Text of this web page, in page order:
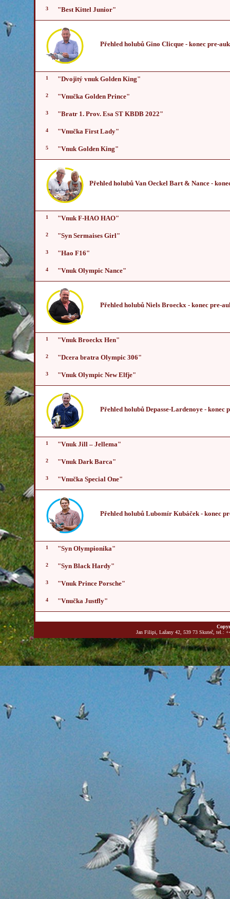
3 "Best Kittel Junior"
Přehled holubů Gino Clicque - konec pre-
1 "Dvojitý vnuk Golden King"
2 "Vnučka Golden Prince"
3 "Bratr 1. Prov. Esa ST KBDB 2022"
4 "Vnučka First Lady"
5 "Vnuk Golden King"
Přehled holubů Van Oeckel Bart & Nance -
1 "Vnuk F-HAO HAO"
2 "Syn Sermaises Girl"
3 "Hao F16"
4 "Vnuk Olympic Nance"
Přehled holubů Niels Broeckx - konec pre-
1 "Vnuk Broeckx Hen"
2 "Dcera bratra Olympic 306"
3 "Vnuk Olympic New Elfje"
Přehled holubů Depasse-Lardenoye - konec
1 "Vnuk Jill – Jellema"
2 "Vnuk Dark Barca"
3 "Vnučka Special One"
Přehled holubů Lubomír Kubáček - konec
1 "Syn Olympionika"
2 "Syn Black Hardy"
3 "Vnuk Prince Porsche"
4 "Vnučka Justfly"
Jan Filipi, Lažany 42, 539 73 Skuteč, tel.: